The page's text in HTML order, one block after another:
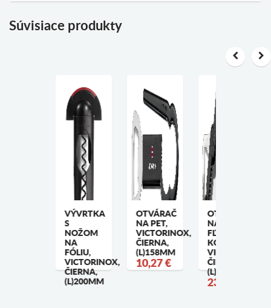
Súvisiace produkty
VÝVRTKA
S
NOŽOM
NA
FÓLIU,
VICTORINOX,
ČIERNA,
(L)200MM
OTVÁRAČ
NA PET,
VICTORINOX,
ČIERNA,
(L)158MM
10,27 €
OTVÁRAČ
NA
FĽAŠE A
KONZERVY,
VICTORINOX,
ČIERNA,
(L)178MM
23,37 €